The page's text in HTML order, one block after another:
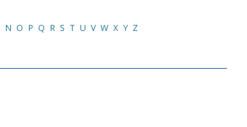
N O P Q R S T U V W X Y Z